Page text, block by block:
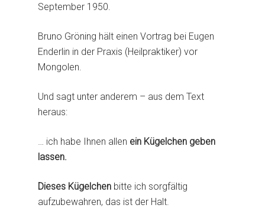
September 1950.
Bruno Gröning hält einen Vortrag bei Eugen
Enderlin in der Praxis (Heilpraktiker) vor
Mongolen.
Und sagt unter anderem – aus dem Text
heraus:
… ich habe Ihnen allen ein Kügelchen geben
lassen.
Dieses Kügelchen bitte ich sorgfältig
aufzubewahren, das ist der Halt.
Jesus Christus